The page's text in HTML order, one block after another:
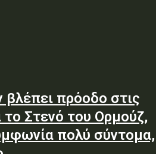
βλέπει πρόοδο στις
το Στενό του Ορμούζ,
πολύ σύντομα,